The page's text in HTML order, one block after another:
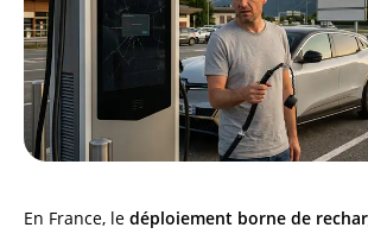
En France, le déploiement borne de